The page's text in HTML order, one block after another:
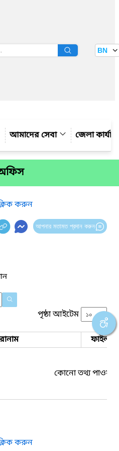
বাতায়ন BN
আমাদের সেবা জেলা
অফিস
করুন
আপনার মতামত প্রদান করুন
পৃষ্ঠা আইটেম
ফাইল
কোনো তথ্য পাওয়া
করুন